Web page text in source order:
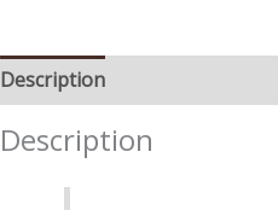
Description
Description